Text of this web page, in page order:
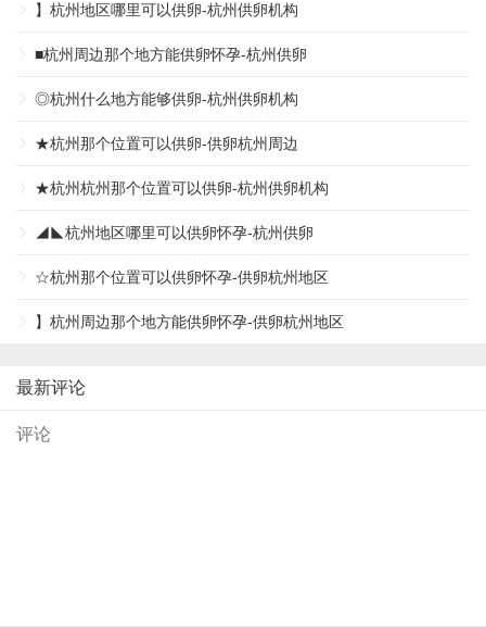
】杭州地区哪里可以供卵-杭州供卵机构
■杭州周边那个地方能供卵怀孕-杭州供卵
◎杭州什么地方能够供卵-杭州供卵机构
★杭州那个位置可以供卵-供卵杭州周边
★杭州杭州那个位置可以供卵-杭州供卵机构
◢◣杭州地区哪里可以供卵怀孕-杭州供卵
☆杭州那个位置可以供卵怀孕-供卵杭州地区
】杭州周边那个地方能供卵怀孕-供卵杭州地区
最新评论